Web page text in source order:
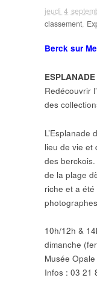
jeudi 4
classement,
Berck sur
ESPLANADE
Redécouvrir
des
L’Esplanade
lieu de vie et
des
de la plage
riche et a
10h/12h &
dimanche
Musée
Infos : 03 21